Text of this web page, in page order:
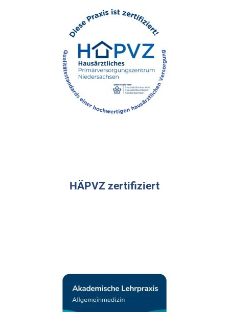
HÄPVZ zertifiziert